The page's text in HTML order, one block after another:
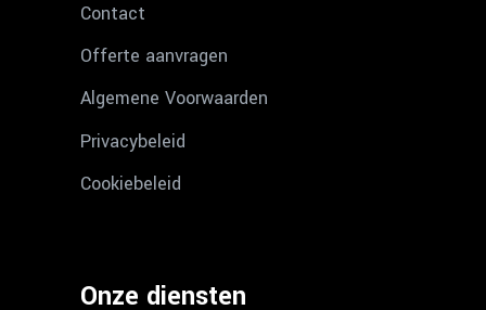
Contact
Offerte aanvragen
Algemene Voorwaarden
Privacybeleid
Cookiebeleid
Onze diensten